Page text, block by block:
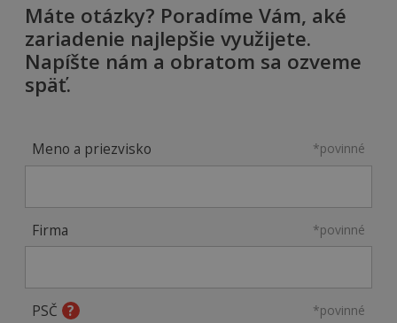
Máte otázky? Poradíme Vám, aké
zariadenie najlepšie využijete.
Napíšte nám a obratom sa ozveme
späť.
Meno a priezvisko *povinné
Firma *povinné
PSČ *povinné